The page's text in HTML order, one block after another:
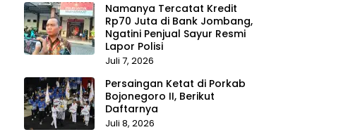
Namanya Tercatat Kredit
Rp70 Juta di Bank Jombang,
Ngatini Penjual Sayur Resmi
Lapor Polisi
Juli 7, 2026
Persaingan Ketat di Porkab
Bojonegoro II, Berikut
Daftarnya
Juli 8, 2026